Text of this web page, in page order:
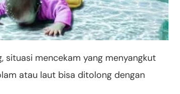
situasi mencekam yang menyangkut
atau laut bisa ditolong dengan